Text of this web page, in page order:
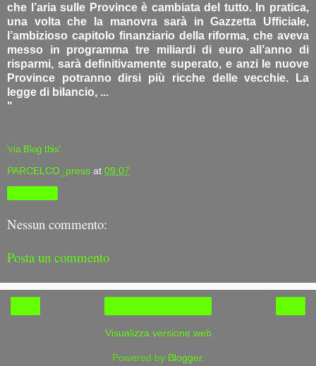
che l’aria sulle Province è cambiata del tutto. In pratica,
una volta che la manovra sarà in Gazzetta Ufficiale,
l’ambizioso capitolo finanziario della riforma, che aveva
messo in programma tre miliardi di euro all’anno di
risparmi, sarà definitivamente superato, e anzi le nuove
Province potranno dirsi più ricche delle vecchie. La
legge di bilancio, ...
"
'via Blog this'
PARCELCO_press at 09:07
Nessun commento:
Posta un commento
Visualizza versione web
Powered by Blogger.